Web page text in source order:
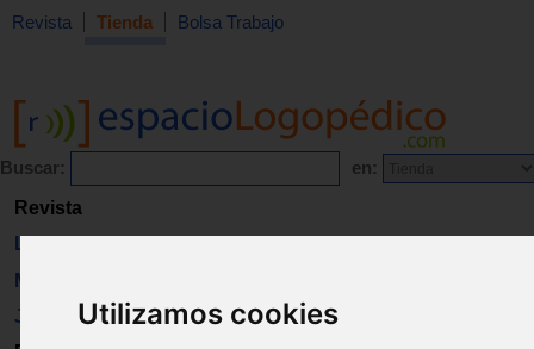
Utilizamos cookies
Revista Tienda Bolsa Trabajo
Buscar: en:
Revista
Libros
Material
Juguetes